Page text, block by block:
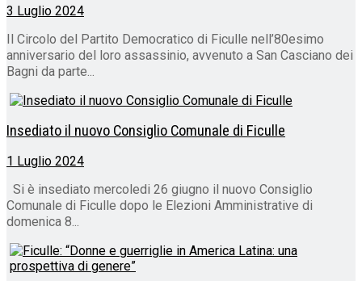
3 Luglio 2024
Il Circolo del Partito Democratico di Ficulle nell’80esimo
anniversario del loro assassinio, avvenuto a San Casciano dei
Bagni da parte...
Insediato il nuovo Consiglio Comunale di Ficulle
1 Luglio 2024
Si è insediato mercoledi 26 giugno il nuovo Consiglio
Comunale di Ficulle dopo le Elezioni Amministrative di
domenica 8...